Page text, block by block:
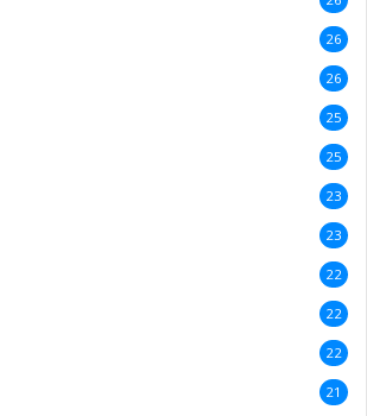
26
26
25
25
23
23
22
22
22
21